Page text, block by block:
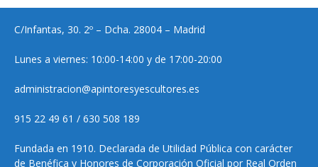
C/Infantas, 30. 2º – Dcha. 28004 – Madrid
Lunes a viernes: 10:00-14:00 y de 17:00-20:00
administracion@apintoresyescultores.es
915 22 49 61 / 630 508 189
Fundada en 1910. Declarada de Utilidad Pública con carácter
de Benéfica y Honores de Corporación Oficial por Real Orden